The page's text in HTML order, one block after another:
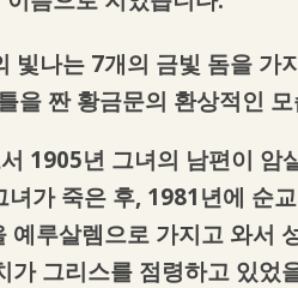
나는 7개의 금빛 돔을
을 짠 황금문의 환상적인
1905년 그녀의 남편이
가 죽은 후, 1981년에 순
루살렘으로 가지고 와서
그리스를 점령하고 있